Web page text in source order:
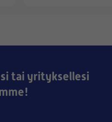
tai yrityksellesi